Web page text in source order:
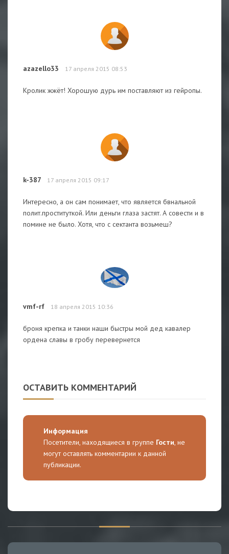
azazello33 17 апреля 2015 08:53
Кролик жжёт! Хорошую дурь им поставляют из гейропы.
k-387 17 апреля 2015 09:17
Интересно, а он сам понимает, что является бвнальной
полит.проституткой. Или деньги глаза застят. А совести и в
помине не было. Хотя, что с сектанта возьмеш?
vmf-rf 18 апреля 2015 10:36
броня крепка и танки наши быстры мой дед кавалер
ордена славы в гробу перевернется
ОСТАВИТЬ КОММЕНТАРИЙ
Информация
Посетители, находящиеся в группе Гости, не
могут оставлять комментарии к данной
публикации.